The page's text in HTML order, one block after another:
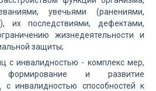
увечьями (ранениями,
их последствиями, дефектами,
жизнедеятельности и
защиты;
с инвалидностью - комплекс мер,
и развитие
с инвалидностью способностей к